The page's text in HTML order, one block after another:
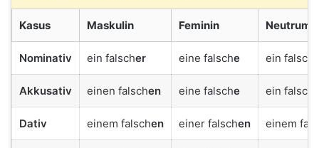
Kasus Maskulin Feminin Neutrum
Nominativ ein falscher eine falsche ein falsch
Akkusativ einen falschen eine falsche ein falsch
Dativ einem falschen einer falschen einem